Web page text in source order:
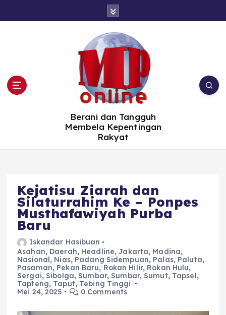
Berani dan Tangguh
Membela Kepentingan
Rakyat
Kejatisu Ziarah dan
Silaturrahim Ke – Ponpes
Musthafawiyah Purba
Baru
Iskandar Hasibuan
Asahan, Daerah, Headline,Jakarta, Madina,
Nasional, Nias, Padang Sidempuan, Palas, Paluta,
Pasaman, Pekan Baru, Rokan Hilir, Rokan Hulu,
Sergai,Sibolga,Sumbar,Sumbar,Sumut, Tapsel,
Tapteng, Taput, Tebing Tinggi
Mei 24, 2025
0 Comments